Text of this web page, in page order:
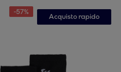
-57%
Acquisto rapido